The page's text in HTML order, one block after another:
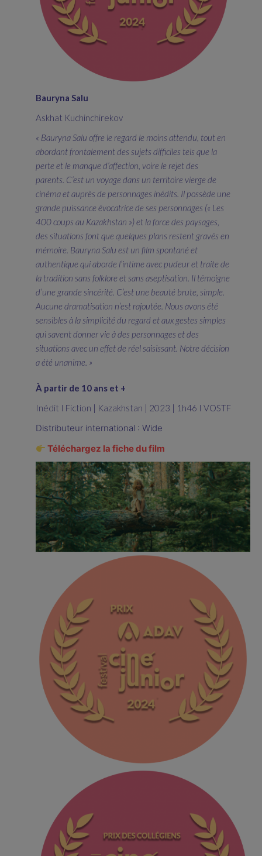
Bauryna Salu
Askhat Kuchinchirekov
« Bauryna Salu offre le regard le moins attendu, tout en
abordant frontalement des sujets difficiles tels que la
perte et le manque d’affection, voire le rejet des
parents. C’est un voyage dans un territoire vierge de
cinéma et auprès de personnages inédits. Il possède une
grande puissance évocatrice de ses personnages (« Les
400 coups au Kazakhstan ») et la force des paysages,
des situations font que quelques plans restent gravés en
mémoire. Bauryna Salu est un film spontané et
authentique qui aborde l’intime avec pudeur et traite de
la tradition sans folklore et sans aseptisation. Il témoigne
d’une grande sincérité. C’est une beauté brute, simple.
Aucune dramatisation n’est rajoutée. Nous avons été
sensibles à la simplicité du regard et aux gestes simples
qui savent donner vie à des personnages et des
situations avec un effet de réel saisissant. Notre décision
a été unanime. »
À partir de 10 ans et +
Inédit I Fiction | Kazakhstan | 2023 | 1h46 I VOSTF
Distributeur international : Wide
Téléchargez la fiche du film